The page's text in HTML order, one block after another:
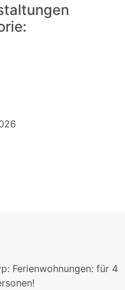
Ferienwohnungen: für 4